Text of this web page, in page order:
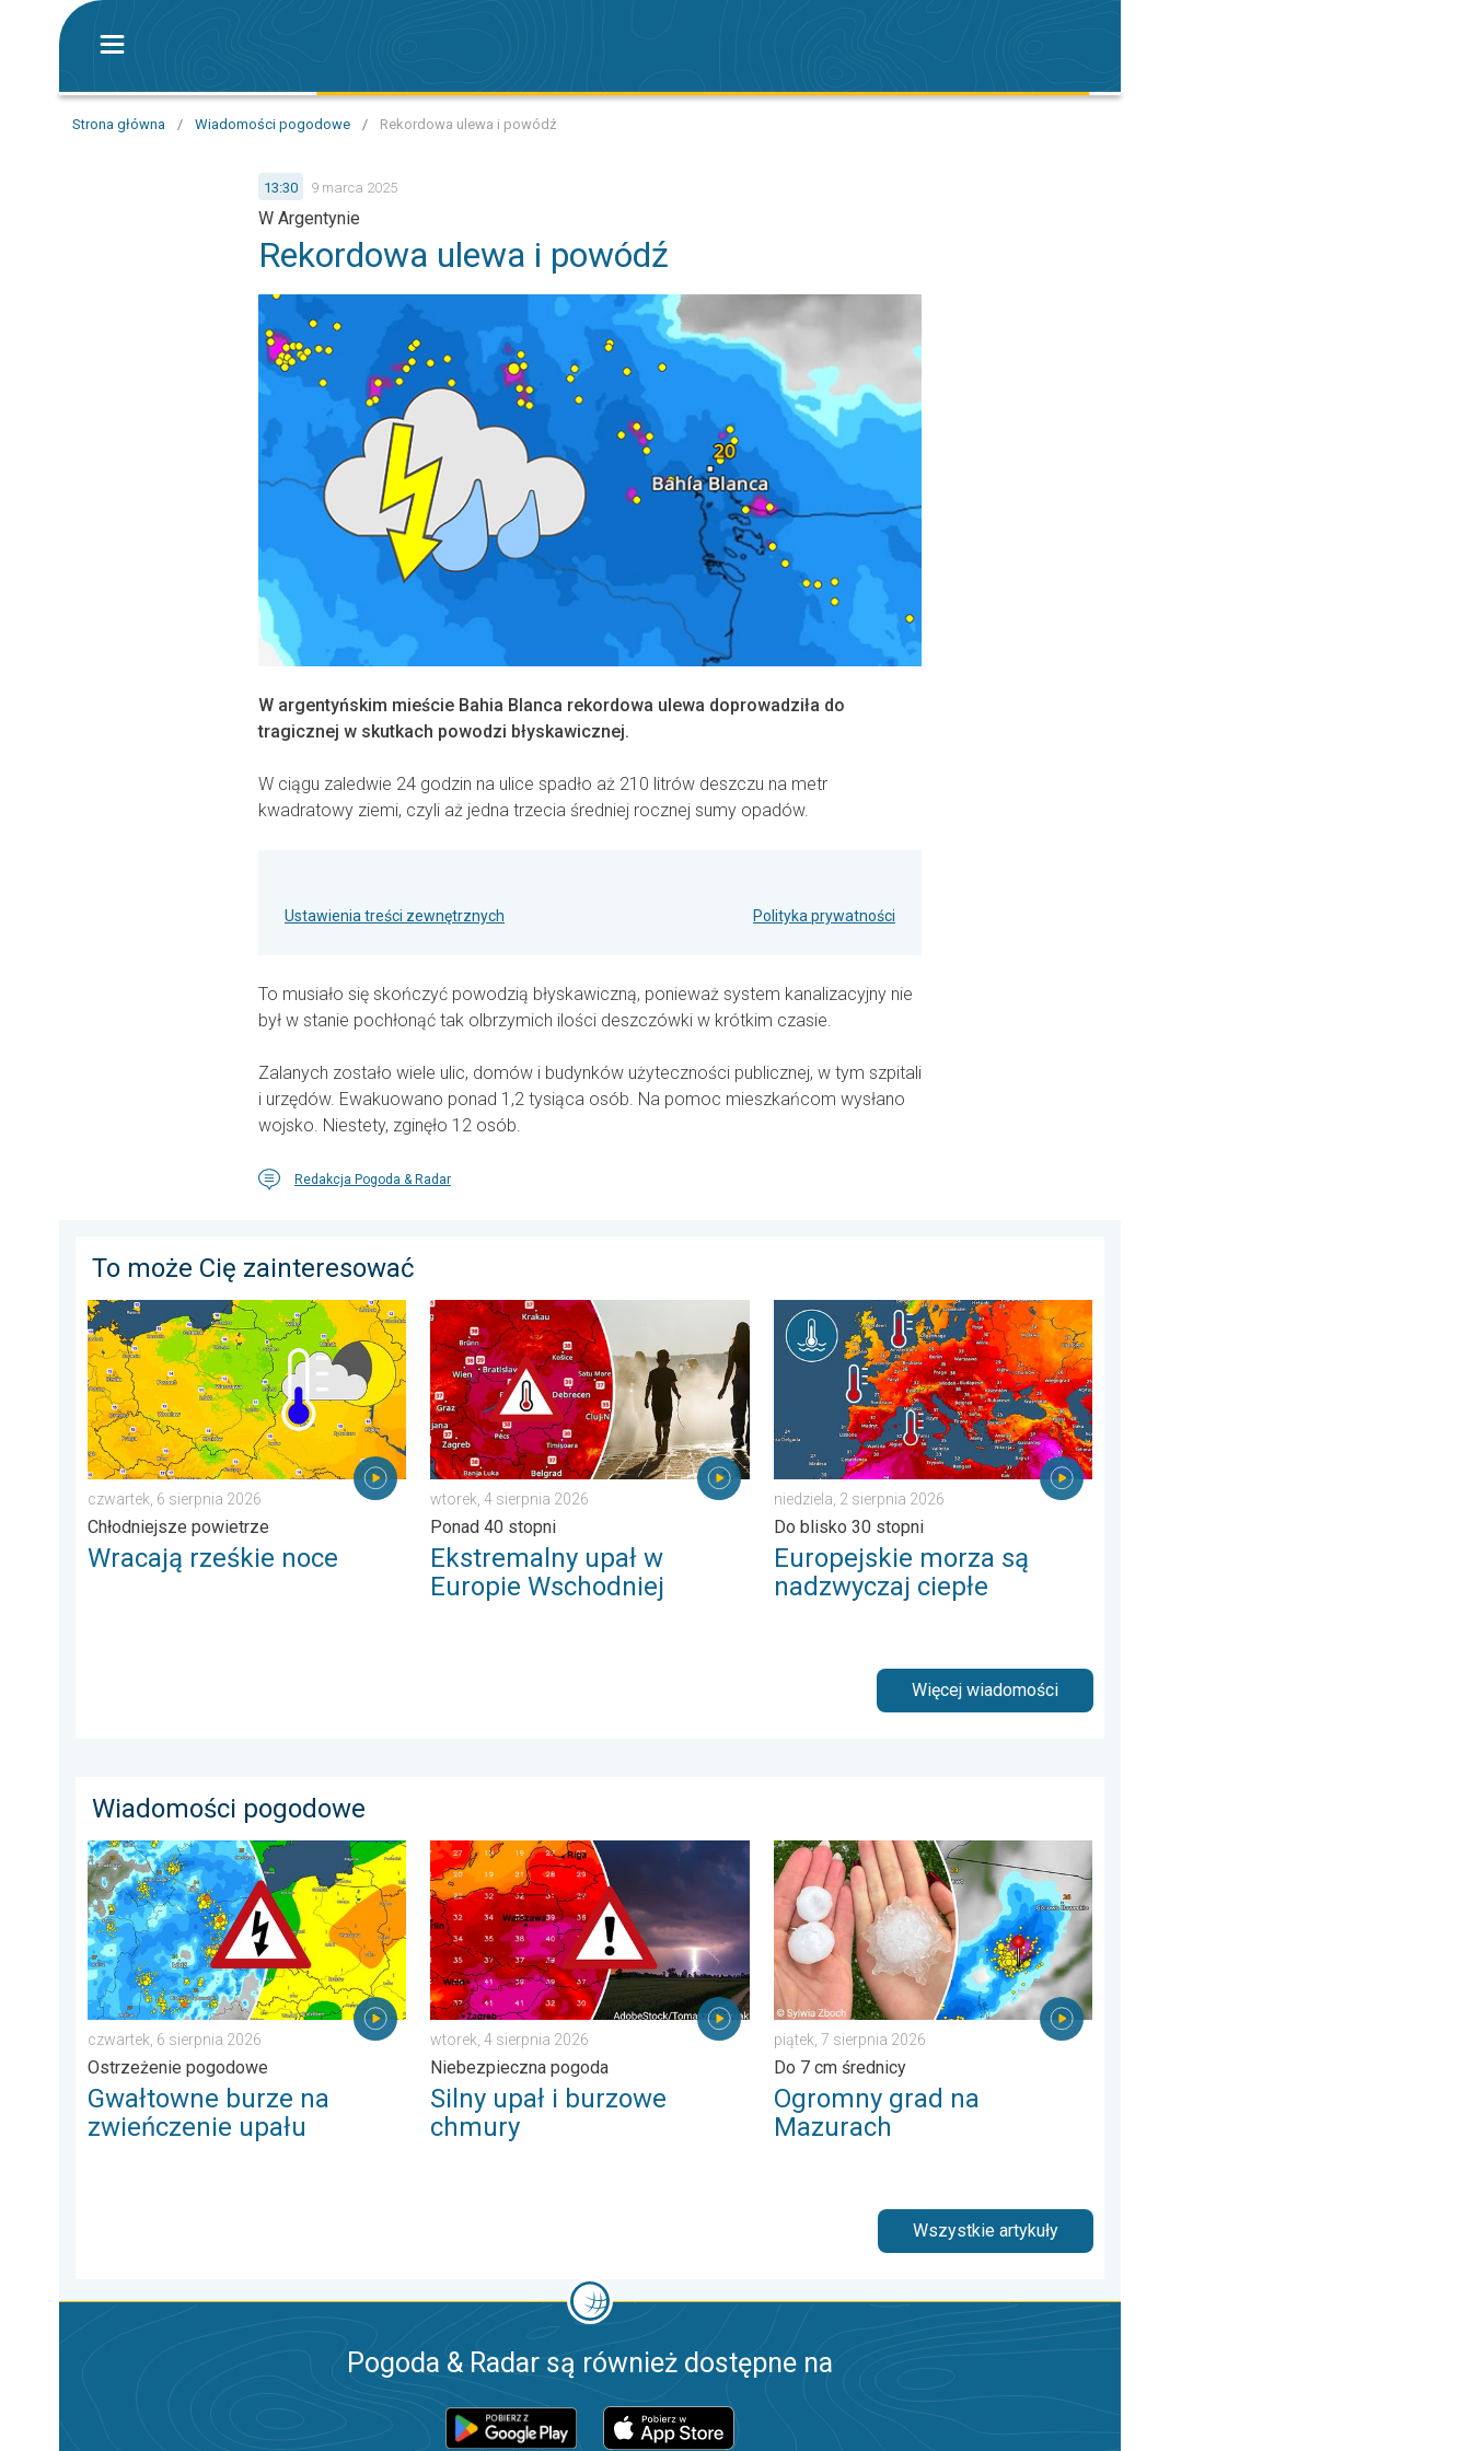
Strona główna / Wiadomości pogodowe / Rekordowa ulewa i powódź
13:30 9 marca 2025
W Argentynie
Rekordowa ulewa i powódź
W argentyńskim mieście Bahia Blanca rekordowa ulewa doprowadziła do
tragicznej w skutkach powodzi błyskawicznej.
W ciągu zaledwie 24 godzin na ulice spadło aż 210 litrów deszczu na metr
kwadratowy ziemi, czyli aż jedna trzecia średniej rocznej sumy opadów.
Ustawienia treści zewnętrznych Polityka prywatności
To musiało się skończyć powodzią błyskawiczną, ponieważ system kanalizacyjny nie
był w stanie pochłonąć tak olbrzymich ilości deszczówki w krótkim czasie.
Zalanych zostało wiele ulic, domów i budynków użyteczności publicznej, w tym szpitali
i urzędów. Ewakuowano ponad 1,2 tysiąca osób. Na pomoc mieszkańcom wysłano
wojsko. Niestety, zginęło 12 osób.
Redakcja Pogoda & Radar
To może Cię zainteresować
Wracają rześkie noce. Chłodniejsze powietrze. . . czwartek, 6 sierpnia 2026
czwartek, 6 sierpnia 2026
Chłodniejsze powietrze
Wracają rześkie noce
Ekstremalny upał w Europie Wschodniej. Ponad 40 stopni. . . wtorek, 4 sierpnia 2026
wtorek, 4 sierpnia 2026
Ponad 40 stopni
Ekstremalny upał w
Europie Wschodniej
Europejskie morza są nadzwyczaj ciepłe. Do blisko 30 stopni. . . niedziela, 2 sierpnia 2026
niedziela, 2 sierpnia 2026
Do blisko 30 stopni
Europejskie morza są
nadzwyczaj ciepłe
Więcej wiadomości
Wiadomości pogodowe
Gwałtowne burze na zwieńczenie upału. Ostrzeżenie pogodowe. . . czwartek, 6 sierpnia 2026
czwartek, 6 sierpnia 2026
Ostrzeżenie pogodowe
Gwałtowne burze na
zwieńczenie upału
Silny upał i burzowe chmury. Niebezpieczna pogoda. . . wtorek, 4 sierpnia 2026
wtorek, 4 sierpnia 2026
Niebezpieczna pogoda
Silny upał i burzowe
chmury
Ogromny grad na Mazurach. Do 7 cm średnicy. . . piątek, 7 sierpnia 2026
piątek, 7 sierpnia 2026
Do 7 cm średnicy
Ogromny grad na
Mazurach
Wszystkie artykuły
Pogoda & Radar są również dostępne na